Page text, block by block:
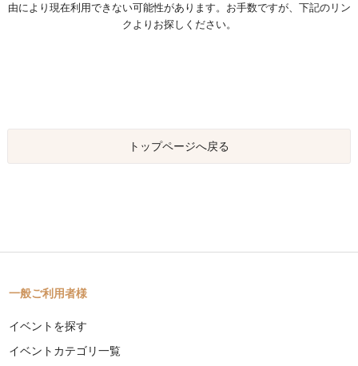
由により現在利用できない可能性があります。お手数ですが、下記のリン
クよりお探しください。
トップページへ戻る
一般ご利用者様
イベントを探す
イベントカテゴリ一覧